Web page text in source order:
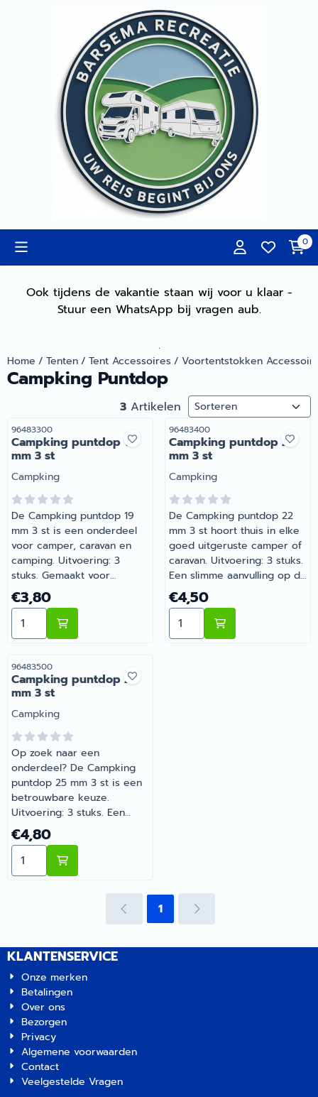
Cookievoorkeuren zijn momenteel gesloten.
0
Ook tijdens de vakantie staan wij voor u klaar -
Stuur een WhatsApp bij vragen aub.
.
Home / Tenten/ Tent Accessoires/ Voortentstokken
Campking Puntdop
3 Artikelen Sorteermethode
Artikelnummer
96483300
Campking puntdop 19
mm 3 st
Merk:
Campking
De Campking puntdop 19
mm 3 st is een onderdeel
voor camper, caravan en
camping. Uitvoering: 3
stuks. Gemaakt voor
dagelijks gebruik tijdens je
vakanties en weekendtrips.
Bij Barsema Recreatie,
specialist in camper- en
het juiste artikel met
persoonlijk advies.
Prijs: 3,80
€3,80
Aantal kiezen voor Campking puntdop 19 mm 3 st
Artikelnummer
96483400
Campking puntdop 22
mm 3 st
Merk:
Campking
De Campking puntdop 22
mm 3 st hoort thuis in elke
goed uitgeruste camper of
caravan. Uitvoering: 3 stuks.
Een slimme aanvulling op de
uitrusting van je camper of
caravan. Heb je vragen over
de juiste keuze? Barsema
Recreatie denkt graag met
Prijs: 4,50
€4,50
Aantal kiezen voor
Artikelnummer
96483500
Campking puntdop 25
mm 3 st
Merk:
Campking
Op zoek naar een
onderdeel? De Campking
puntdop 25 mm 3 st is een
betrouwbare keuze.
Uitvoering: 3 stuks. Een
betrouwbare keuze voor
onderweg en op de
camping. Bestel dit
onderdeel eenvoudig online
Prijs: 4,80
€4,80
Aantal kiezen voor Campking puntdop 25 mm 3 st
1
KLANTENSERVICE
Onze merken
Betalingen
Over ons
Bezorgen
Privacy
Algemene voorwaarden
Contact
Veelgestelde Vragen